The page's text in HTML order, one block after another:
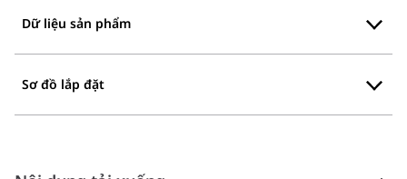
Dữ liệu sản phẩm
Sơ đồ lắp đặt